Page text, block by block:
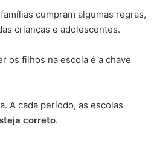
cumpram algumas regras,
crianças e adolescentes.
os filhos na escola é a chave
A cada período, as escolas
correto.